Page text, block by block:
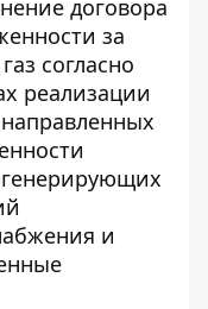
договора
за
согласно
реализации
и